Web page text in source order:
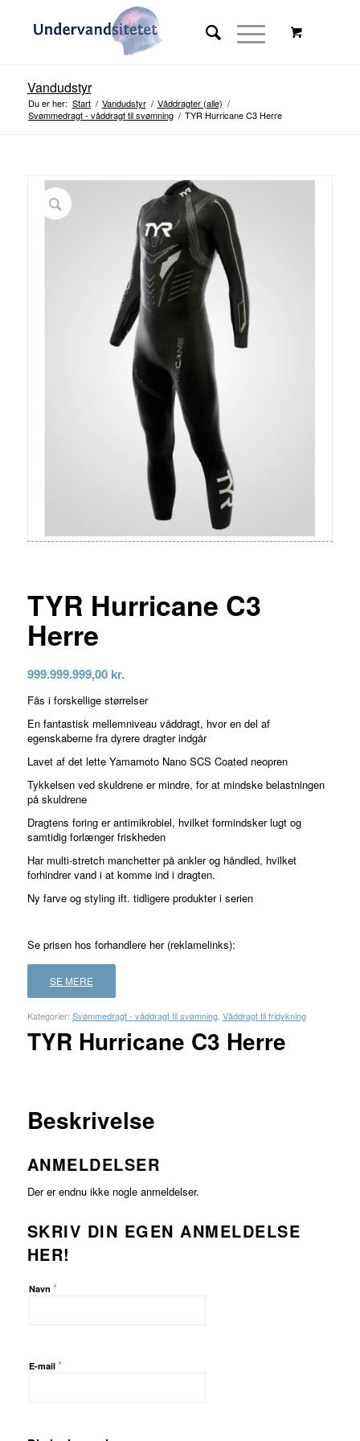
Vandudstyr
Du er her: Start / Vandudstyr / Våddragter (alle) /
Svømmedragt - våddragt til svømning / TYR Hurricane C3 Herre
TYR Hurricane C3
Herre
999.999.999,00 kr.
Fås i forskellige størrelser
En fantastisk mellemniveau våddragt, hvor en del af
egenskaberne fra dyrere dragter indgår
Lavet af det lette Yamamoto Nano SCS Coated neopren
Tykkelsen ved skuldrene er mindre, for at mindske belastningen
på skuldrene
Dragtens foring er antimikrobiel, hvilket formindsker lugt og
samtidig forlænger friskheden
Har multi-stretch manchetter på ankler og håndled, hvilket
forhindrer vand i at komme ind i dragten.
Ny farve og styling ift. tidligere produkter i serien
Se prisen hos forhandlere her (reklamelinks):
SE MERE
Kategorier: Svømmedragt - våddragt til svømning, Våddragt til fridykning
TYR Hurricane C3 Herre
Beskrivelse
ANMELDELSER
Der er endnu ikke nogle anmeldelser.
SKRIV DIN EGEN ANMELDELSE
HER!
Navn *
E-mail *